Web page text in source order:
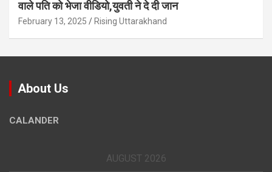
वाले पत‍ि को भेजा वीड‍ियो,युवती ने दे दी जान
February 13, 2025 Rising Uttarakhand
About Us
CALANDER
AUGUST 2026